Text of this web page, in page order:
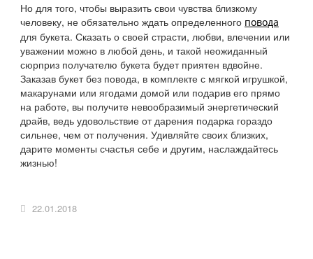
Но для того, чтобы выразить свои чувства близкому
человеку, не обязательно ждать определенного повода
для букета. Сказать о своей страсти, любви, влечении или
уважении можно в любой день, и такой неожиданный
сюрприз получателю букета будет приятен вдвойне.
Заказав букет без повода, в комплекте с мягкой игрушкой,
макарунами или ягодами домой или подарив его прямо
на работе, вы получите невообразимый энергетический
драйв, ведь удовольствие от дарения подарка гораздо
сильнее, чем от получения. Удивляйте своих близких,
дарите моменты счастья себе и другим, наслаждайтесь
жизнью!
22.01.2018